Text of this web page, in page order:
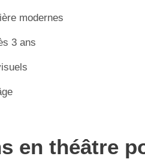
modernes
3 ans
en théâtre